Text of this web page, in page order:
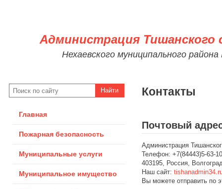
Администрация Тишанского
Нехаевского муниципального
Главная
Пожарная безопасность
Муниципальные услуги
Муниципальное имущество
Контакты
Почтовый
Администрация
Телефон: +7(84443)5-63-
403195, Россия,
Наш сайт:
Вы можете отправить по